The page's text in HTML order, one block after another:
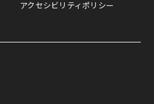
アクセシビリティポリシー